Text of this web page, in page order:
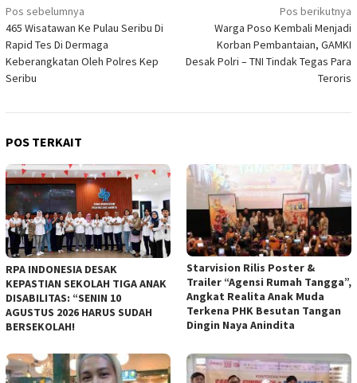
Navigasi
pos
Pos sebelumnya
465 Wisatawan Ke Pulau Seribu Di
Rapid Tes Di Dermaga
Keberangkatan Oleh Polres Kep
Seribu
Pos berikutnya
Warga Poso Kembali Menjadi
Korban Pembantaian, GAMKI
Desak Polri – TNI Tindak Tegas Para
Teroris
POS TERKAIT
RPA INDONESIA DESAK
KEPASTIAN SEKOLAH TIGA ANAK
DISABILITAS: “SENIN 10
AGUSTUS 2026 HARUS SUDAH
BERSEKOLAH!
Starvision Rilis Poster &
Trailer “Agensi Rumah Tangga”,
Angkat Realita Anak Muda
Terkena PHK Besutan Tangan
Dingin Naya Anindita